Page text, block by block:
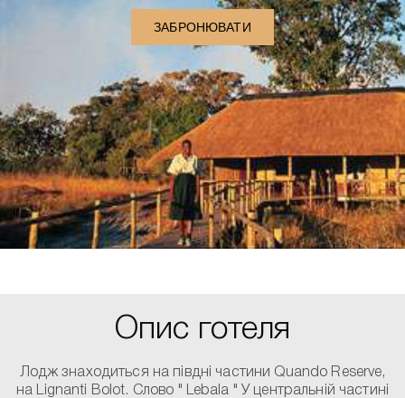
ЗАБРОНЮВАТИ
Опис готеля
Лодж знаходиться на півдні частини Quando Reserve,
на Lignanti Bolot. Слово " Lebala " У центральній частині